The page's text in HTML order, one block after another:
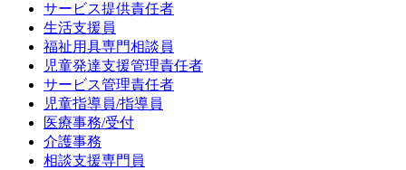
サービス提供責任者
生活支援員
福祉用具専門相談員
児童発達支援管理責任者
サービス管理責任者
児童指導員/指導員
医療事務/受付
介護事務
相談支援専門員